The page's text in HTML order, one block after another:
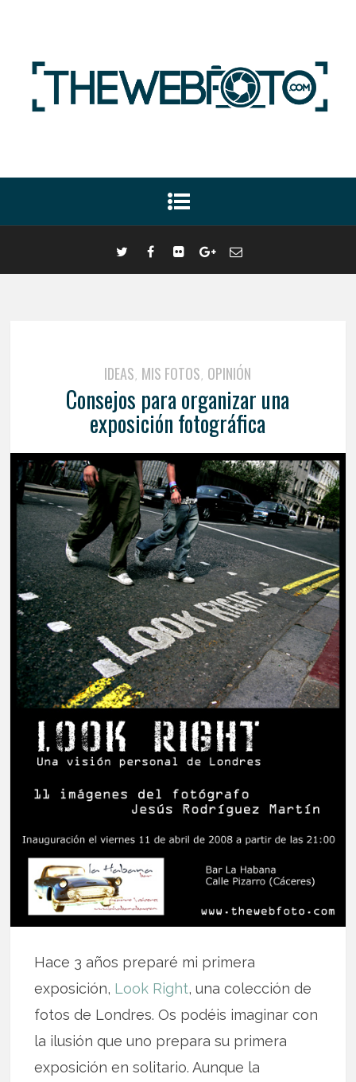
IDEAS, MIS FOTOS, OPINIÓN
Consejos para organizar una
exposición fotográfica
Hace 3 años preparé mi primera
exposición, Look Right, una colección de
fotos de Londres. Os podéis imaginar con
la ilusión que uno prepara su primera
exposición en solitario. Aunque la